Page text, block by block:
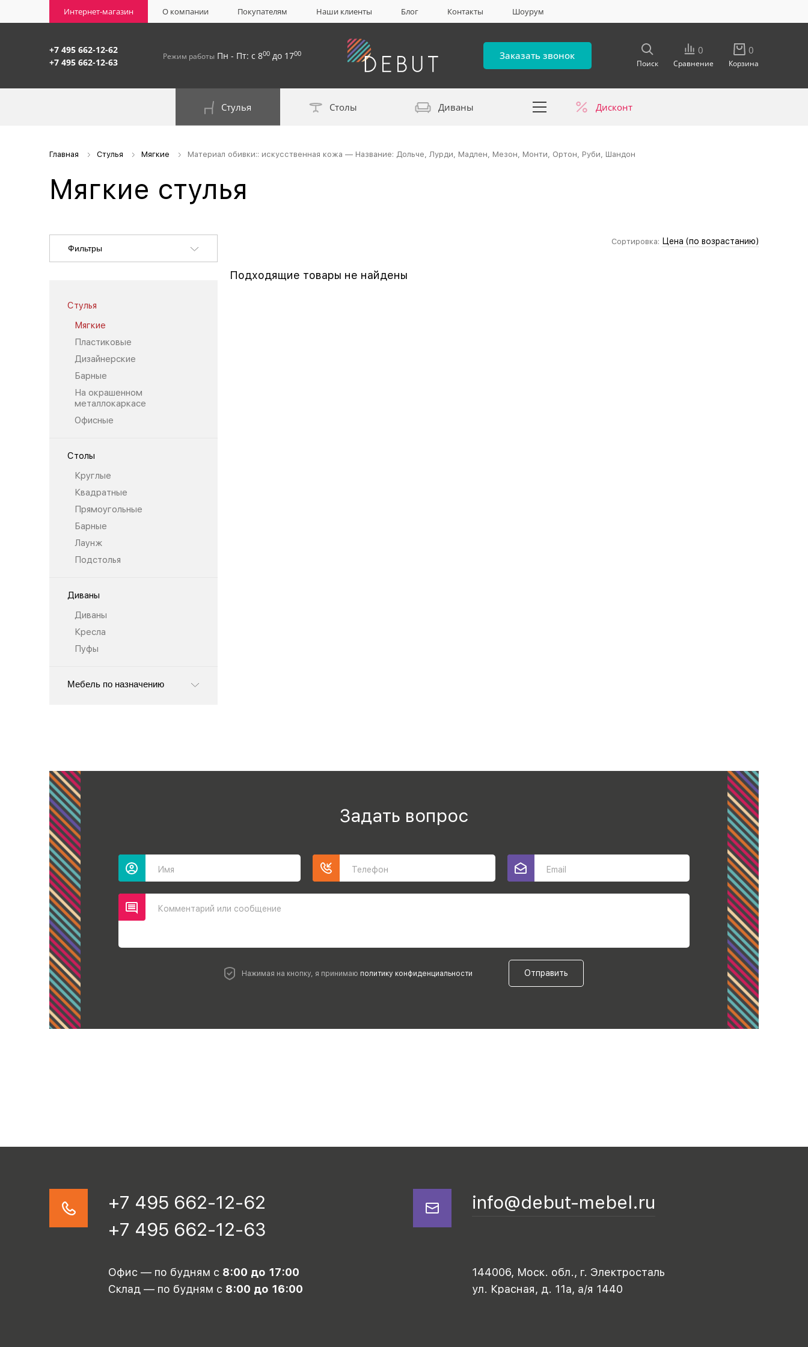
Интернет-магазин О компании Покупателям Наши клиенты Блог Контакты Шоурум
+7 495 662-12-62
+7 495 662-12-63
Режим работы Пн - Пт: с 800 до 1700 Заказать звонок
Поиск
0
Сравнение
0
Корзина
Стулья Столы Диваны Дисконт
Главная Стулья Мягкие Материал обивки:: искусственная кожа — Название: Дольче, Лурди, Мадлен, Мезон, Монти, Ортон, Руби, Шандон
Мягкие стулья
Фильтры
Стулья
Мягкие
Пластиковые
Дизайнерские
Барные
На окрашенном
металлокаркасе
Офисные
Столы
Круглые
Квадратные
Прямоугольные
Барные
Лаунж
Подстолья
Диваны
Диваны
Кресла
Пуфы
Мебель по назначению
Сортировка: Цена (по возрастанию)
Подходящие товары не найдены
Задать вопрос
Имя Телефон Email
Комментарий или сообщение
Нажимая на кнопку, я принимаю политику конфиденциальности Отправить
+7 495 662-12-62
+7 495 662-12-63
info@debut-mebel.ru
Офис — по будням с 8:00 до 17:00
Склад — по будням с 8:00 до 16:00
144006, Моск. обл., г. Электросталь
ул. Красная, д. 11а, а/я 1440